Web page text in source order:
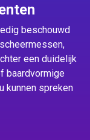
beschouwd
een duidelijk
baardvormige
kunnen spreken